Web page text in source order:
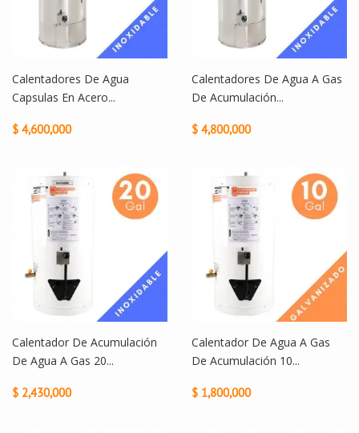
Calentadores De Agua
Capsulas En Acero...
$ 4,600,000
Calentadores De Agua A Gas
De Acumulación...
$ 4,800,000
Calentador De Acumulación
De Agua A Gas 20...
$ 2,430,000
Calentador De Agua A Gas
De Acumulación 10...
$ 1,800,000